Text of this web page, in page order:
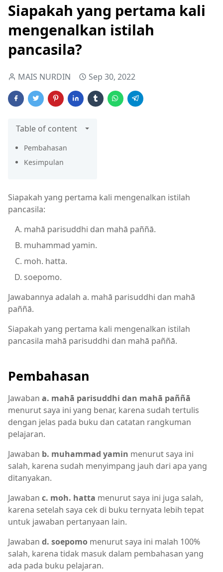
Siapakah yang pertama kali
mengenalkan istilah
pancasila?
MAIS NURDIN Sep 30, 2022
Table of content
Pembahasan
Kesimpulan
Siapakah yang pertama kali mengenalkan istilah
pancasila:
mahā parisuddhi dan mahā paññā.
muhammad yamin.
moh. hatta.
soepomo.
Jawabannya adalah a. mahā parisuddhi dan mahā
paññā.
Siapakah yang pertama kali mengenalkan istilah
pancasila mahā parisuddhi dan mahā paññā.
Pembahasan
Jawaban a. mahā parisuddhi dan mahā paññā
menurut saya ini yang benar, karena sudah tertulis
dengan jelas pada buku dan catatan rangkuman
pelajaran.
Jawaban b. muhammad yamin menurut saya ini
salah, karena sudah menyimpang jauh dari apa yang
ditanyakan.
Jawaban c. moh. hatta menurut saya ini juga salah,
karena setelah saya cek di buku ternyata lebih tepat
untuk jawaban pertanyaan lain.
Jawaban d. soepomo menurut saya ini malah 100%
salah, karena tidak masuk dalam pembahasan yang
ada pada buku pelajaran.